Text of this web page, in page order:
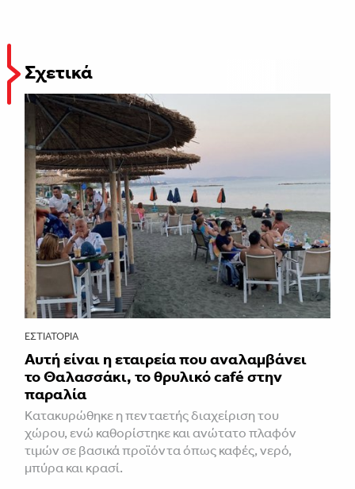
Σχετικά
ΕΣΤΙΑΤΌΡΙΑ
Αυτή είναι η εταιρεία που αναλαμβάνει
το Θαλασσάκι, το θρυλικό café στην
παραλία
Κατακυρώθηκε η πενταετής διαχείριση του
χώρου, ενώ καθορίστηκε και ανώτατο πλαφόν
τιμών σε βασικά προϊόντα όπως καφές, νερό,
μπύρα και κρασί.